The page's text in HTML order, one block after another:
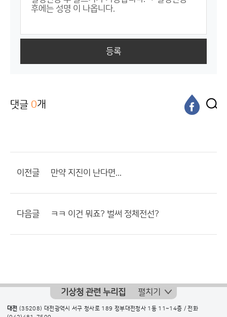
등록
댓글 0개
이전글 만약 지진이 난다면...
다음글 ㅋㅋ 이건 뭐죠? 벌써 정체전선?
기상청 관련 누리집 펼치기
대전 (35208) 대전광역시 서구 청사로 189 정부대전청사 1동 11~14층 / 전화